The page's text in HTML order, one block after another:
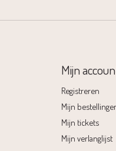
Mijn
Registreren
Mijn
Mijn tickets
Mijn verlanglijst